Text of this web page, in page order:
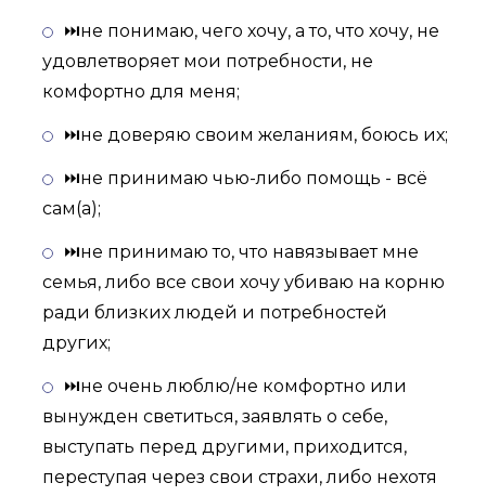
⏭не понимаю, чего хочу, а то, что хочу, не
удовлетворяет мои потребности, не
комфортно для меня;
⏭не доверяю своим желаниям, боюсь их;
⏭не принимаю чью-либо помощь - всё
сам(а);
⏭не принимаю то, что навязывает мне
семья, либо все свои хочу убиваю на корню
ради близких людей и потребностей
других;
⏭не очень люблю/не комфортно или
вынужден светиться, заявлять о себе,
выступать перед другими, приходится,
переступая через свои страхи, либо нехотя